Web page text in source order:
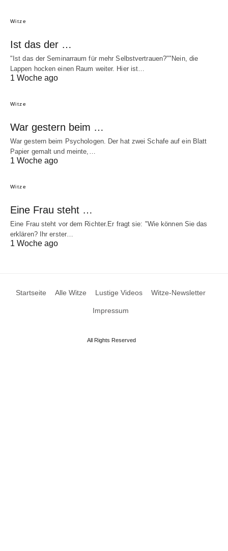
Witze
Ist das der …
"Ist das der Seminarraum für mehr Selbstvertrauen?""Nein, die
Lappen hocken einen Raum weiter. Hier ist…
1 Woche ago
Witze
War gestern beim …
War gestern beim Psychologen. Der hat zwei Schafe auf ein Blatt
Papier gemalt und meinte,…
1 Woche ago
Witze
Eine Frau steht …
Eine Frau steht vor dem Richter.Er fragt sie: "Wie können Sie das
erklären? Ihr erster…
1 Woche ago
Startseite Alle Witze Lustige Videos Witze-Newsletter
Impressum
All Rights Reserved